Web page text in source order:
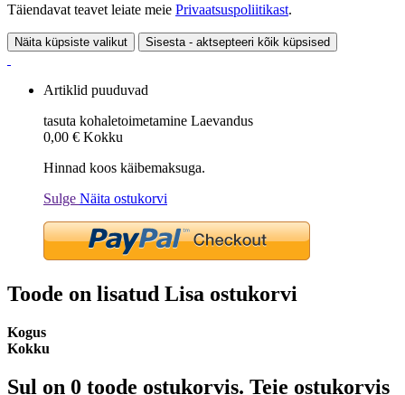
Täiendavat teavet leiate meie Privaatsuspoliitikast.
Näita küpsiste valikut Sisesta - aktsepteeri kõik küpsised
Artiklid puuduvad
tasuta kohaletoimetamine Laevandus
0,00 € Kokku
Hinnad koos käibemaksuga.
Sulge Näita ostukorvi
Toode on lisatud Lisa ostukorvi
Kogus
Kokku
Sul on 0 toode ostukorvis. Teie ostukorvis